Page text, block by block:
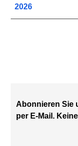
2026
Abonnieren Sie
per E-Mail.